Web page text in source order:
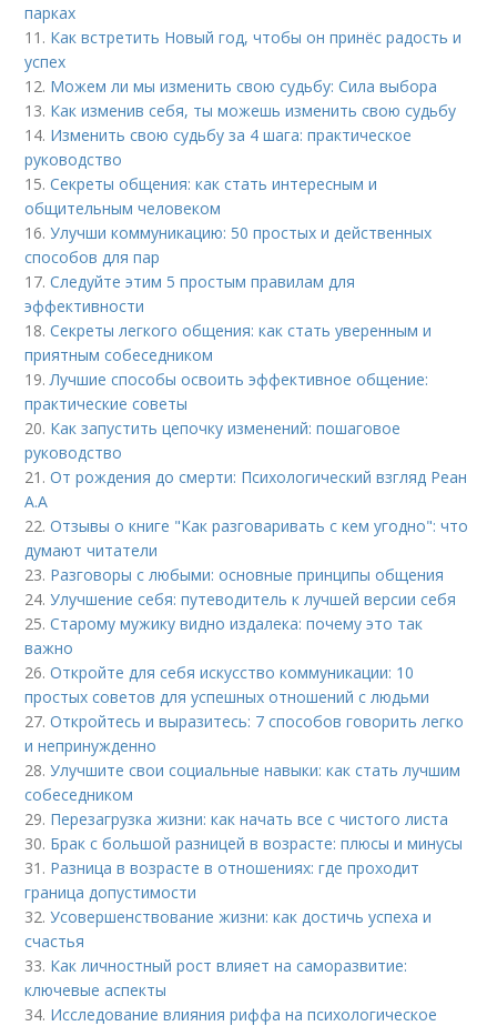
парках
11. Как встретить Новый год, чтобы он принёс радость и
успех
12. Можем ли мы изменить свою судьбу: Сила выбора
13. Как изменив себя, ты можешь изменить свою судьбу
14. Изменить свою судьбу за 4 шага: практическое
руководство
15.Секреты общения: как стать интересным и
общительным человеком
16.Улучши коммуникацию: 50 простых и действенных
способов для пар
17.Следуйте этим 5 простым правилам для
эффективности
18.Секреты легкого общения: как стать уверенным и
приятным собеседником
19.Лучшие способы освоить эффективное общение:
практические советы
20. Как запустить цепочку изменений: пошаговое
руководство
21.От рождения до смерти: Психологический взгляд Реан
А.А
22.Отзывы о книге "Как разговаривать с кем угодно": что
думают читатели
23. Разговоры с любыми: основные принципы общения
24.Улучшение себя: путеводитель к лучшей версии себя
25.Старому мужику видно издалека: почему это так
важно
26.Откройте для себя искусство коммуникации: 10
простых советов для успешных отношений с людьми
27.Откройтесь и выразитесь: 7 способов говорить легко
и непринужденно
28.Улучшите свои социальные навыки: как стать лучшим
собеседником
29. Перезагрузка жизни: как начать все с чистого листа
30. Брак с большой разницей в возрасте: плюсы и минусы
31. Разница в возрасте в отношениях: где проходит
граница допустимости
32.Усовершенствование жизни: как достичь успеха и
счастья
33. Как личностный рост влияет на саморазвитие:
ключевые аспекты
34. Исследование влияния риффа на психологическое